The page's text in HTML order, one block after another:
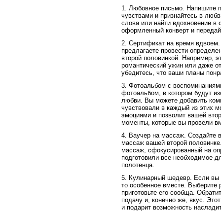
1. Любовное письмо. Напишите
чувствами и признайтесь в
слова или найти вдохновение
оформленный конверт и
2. Сертификат на время
предлагаете провести
второй половинкой. Например,
романтический ужин или даже
убедитесь, что ваши планы
3. Фотоальбом с
фотоальбом, в котором будут
любви. Вы можете добавить
чувствовали в каждый из этих
эмоциями и позволит вашей
моменты, которые вы провели
4. Ваучер на массаж. Создайте
массаж вашей второй
массаж, сфокусированный на
подготовили все необходимое
полотенца.
5. Кулинарный шедевр. Если вы
то особенное вместе.
приготовьте его сообща.
подачу и, конечно же, вкус.
и подарит возможность